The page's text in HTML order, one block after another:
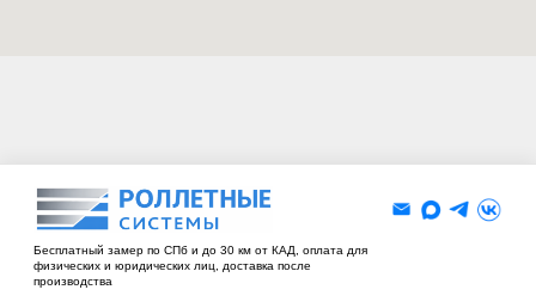
Бесплатный замер по СПб и до 30 км от КАД, оплата для
физических и юридических лиц, доставка после
производства